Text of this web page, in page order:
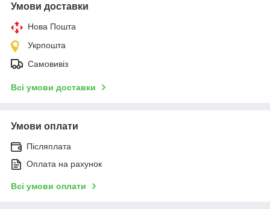
Умови доставки
Нова Пошта
Укрпошта
Самовивіз
Всі умови доставки
Умови оплати
Післяплата
Оплата на рахунок
Всі умови оплати